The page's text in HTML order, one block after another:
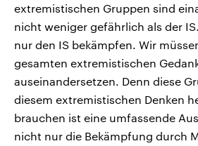
extremistischen Gruppen sind
nicht weniger gefährlich als der
nur den IS bekämpfen. Wir
gesamten extremistischen
auseinandersetzen. Denn diese
diesem extremistischen Denken
brauchen ist eine umfassende
nicht nur die Bekämpfung durch